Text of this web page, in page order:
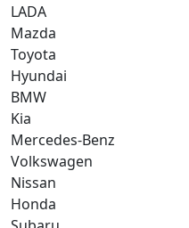
LADA
Mazda
Toyota
Hyundai
BMW
Kia
Mercedes-Benz
Volkswagen
Nissan
Honda